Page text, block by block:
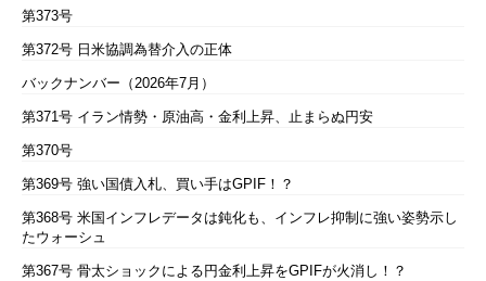
第373号
第372号 日米協調為替介入の正体
バックナンバー（2026年7月）
第371号 イラン情勢・原油高・金利上昇、止まらぬ円安
第370号
第369号 強い国債入札、買い手はGPIF！？
第368号 米国インフレデータは鈍化も、インフレ抑制に強い姿勢示し
たウォーシュ
第367号 骨太ショックによる円金利上昇をGPIFが火消し！？